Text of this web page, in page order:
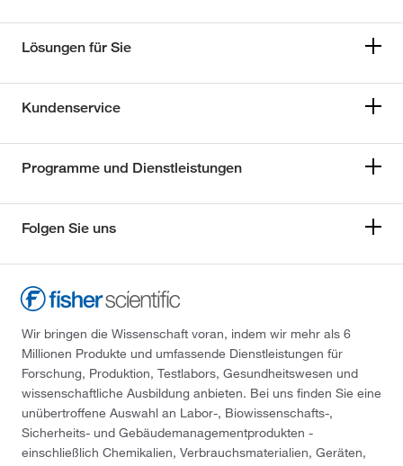
Lösungen für Sie
Kundenservice
Programme und Dienstleistungen
Folgen Sie uns
Wir bringen die Wissenschaft voran, indem wir mehr als 6
Millionen Produkte und umfassende Dienstleistungen für
Forschung, Produktion, Testlabors, Gesundheitswesen und
wissenschaftliche Ausbildung anbieten. Bei uns finden Sie eine
unübertroffene Auswahl an Labor-, Biowissenschafts-,
Sicherheits- und Gebäudemanagementprodukten -
einschließlich Chemikalien, Verbrauchsmaterialien, Geräten,